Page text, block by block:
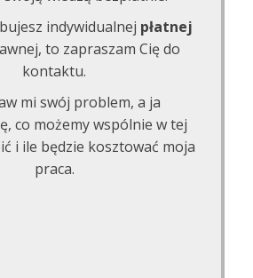
indywidualnej płatnej
to zapraszam Cię do
kontaktu.
mi swój problem, a ja
co możemy wspólnie w tej
i ile będzie kosztować moja
praca.